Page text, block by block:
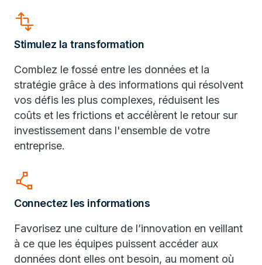
transform
Stimulez la transformation
Comblez le fossé entre les données et la
stratégie grâce à des informations qui résolvent
vos défis les plus complexes, réduisent les
coûts et les frictions et accélèrent le retour sur
investissement dans l'ensemble de votre
entreprise.
polyline
Connectez les informations
Favorisez une culture de l’innovation en veillant
à ce que les équipes puissent accéder aux
données dont elles ont besoin, au moment où